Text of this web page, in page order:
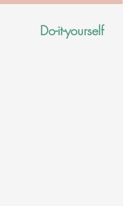
Do-it-yourself